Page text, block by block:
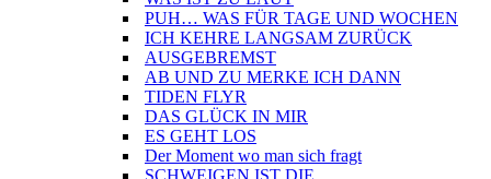
PUH… WAS FÜR TAGE UND WOCHEN
ICH KEHRE LANGSAM ZURÜCK
AUSGEBREMST
AB UND ZU MERKE ICH DANN
TIDEN FLYR
DAS GLÜCK IN MIR
ES GEHT LOS
Der Moment wo man sich fragt
SCHWEIGEN IST DIE